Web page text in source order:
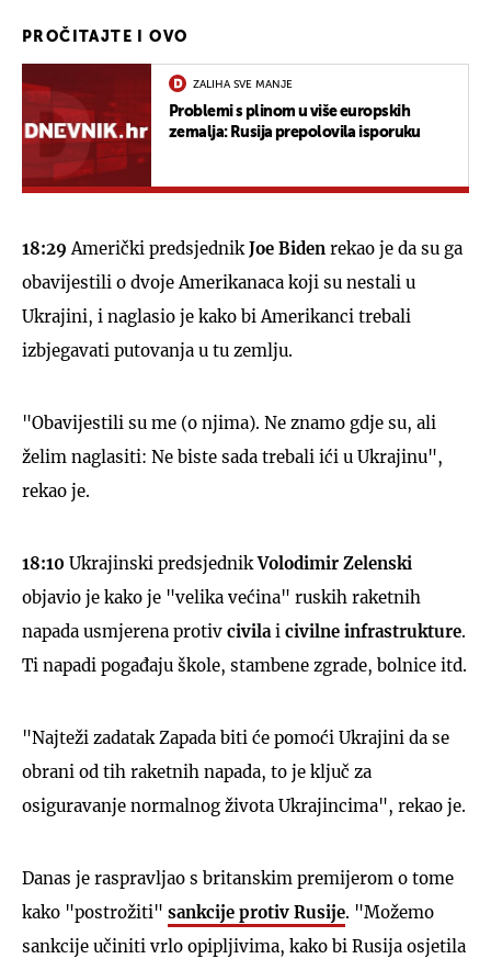
PROČITAJTE I OVO
ZALIHA SVE MANJE
Problemi s plinom u više europskih
zemalja: Rusija prepolovila isporuku
18:29Američki predsjednikJoe Biden rekao je da su ga
obavijestili o dvoje Amerikanaca koji su nestali u
Ukrajini, i naglasio je kako bi Amerikanci trebali
izbjegavati putovanja u tu zemlju.
"Obavijestili su me (o njima). Ne znamo gdje su, ali
želim naglasiti: Ne biste sada trebali ići u Ukrajinu",
rekao je.
18:10 Ukrajinski predsjednikVolodimir Zelenski
objavio je kako je "velika većina" ruskih raketnih
napada usmjerena protiv civilai civilne infrastrukture.
Ti napadi pogađaju škole, stambene zgrade, bolnice itd.
"Najteži zadatak Zapada biti će pomoći Ukrajini da se
obrani od tih raketnih napada, to je ključ za
osiguravanje normalnog života Ukrajincima", rekao je.
Danas je raspravljao s britanskim premijerom o tome
kako "postrožiti" sankcije protiv Rusije. "Možemo
sankcije učiniti vrlo opipljivima, kako bi Rusija osjetila